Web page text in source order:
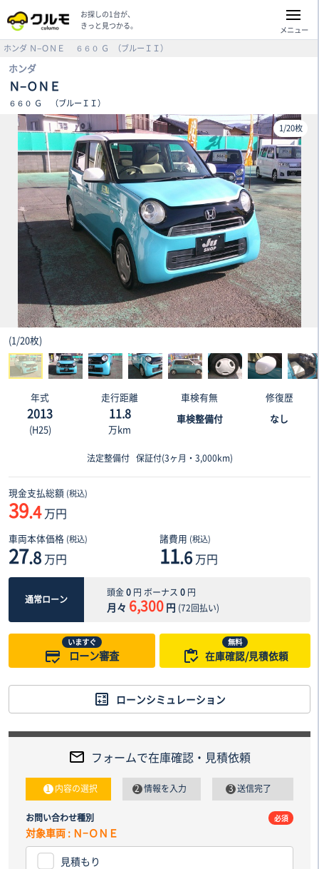
お探しの1台が、
きっと見つかる。
メニュー
ホンダ Ｎ−ＯＮＥ ６６０ Ｇ （ブルーＩＩ）
ホンダ
Ｎ−ＯＮＥ
６６０ Ｇ （ブルーＩＩ）
1/20枚
(1/20枚)
年式
2013
(H25)
走行距離
11.8
万km
車検有無
車検整備付
修復歴
なし
法定整備付 保証付(3ヶ月・3,000km)
現金支払総額 (税込)
39.4 万円
車両本体価格 (税込)
27.8 万円
諸費用 (税込)
11.6 万円
通常ローン
頭金0円 ボーナス 0円
月々 6,300円 (72回払い)
いますぐ
ローン審査
無料
在庫確認/見積依頼
ローンシミュレーション
フォームで在庫確認・見積依頼
内容の選択 情報を入力 送信完了
お問い合わせ種別 必須
対象車両 : Ｎ−ＯＮＥ
見積もり